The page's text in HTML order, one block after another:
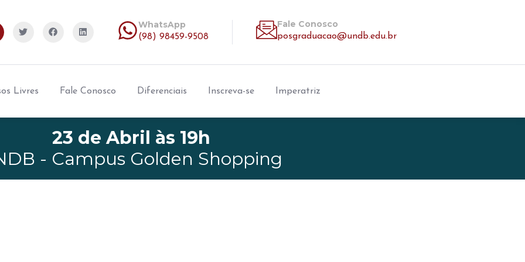
WhatsApp
(98) 98459-9508
Fale Conosco
posgraduacao@undb.edu.br
Livres Fale Conosco Diferenciais Inscreva-se Imperatriz
23 de Abril às 19h
- Campus Golden Shopping